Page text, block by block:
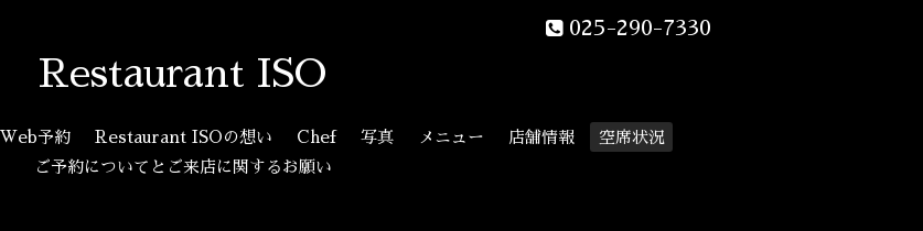
025-290-7330
Restaurant ISO
Web予約 Restaurant ISOの想い Chef 写真 メニュー 店舗情報
空席状況
ご予約についてとご来店に関するお願い